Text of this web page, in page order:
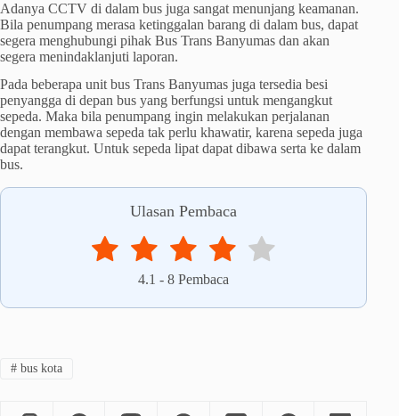
Adanya CCTV di dalam bus juga sangat menunjang keamanan.
Bila penumpang merasa ketinggalan barang di dalam bus, dapat
segera menghubungi pihak Bus Trans Banyumas dan akan
segera menindaklanjuti laporan.
Pada beberapa unit bus Trans Banyumas juga tersedia besi
penyangga di depan bus yang berfungsi untuk mengangkut
sepeda. Maka bila penumpang ingin melakukan perjalanan
dengan membawa sepeda tak perlu khawatir, karena sepeda juga
dapat terangkut. Untuk sepeda lipat dapat dibawa serta ke dalam
bus.
Ulasan Pembaca
4.1 -8 Pembaca
#bus kota